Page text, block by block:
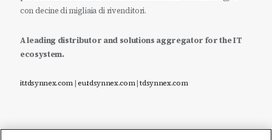
con decine di migliaia di rivenditori.
A leading distributor and solutions aggregator for the IT
ecosystem.
it.tdsynnex.com|eu.tdsynnex.com|tdsynnex.com